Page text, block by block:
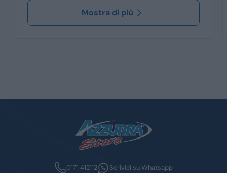
Mostra di più
0171 412112 Scrivici su Whatsapp